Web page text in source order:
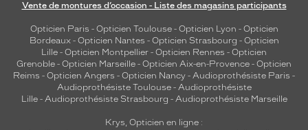
Vente de montures d’occasion - Liste des magasins participants
Opticien Paris - Opticien Toulouse- Opticien Lyon - Opticien
Bordeaux- Opticien Nantes - Opticien Strasbourg - Opticien
Lille - Opticien Montpellier - Opticien Rennes - Opticien
Grenoble - Opticien Marseille - Opticien Aix-en-Provence - Opticien
Reims - Opticien Angers - Opticien Nancy - Audioprothésiste Paris -
Audioprothésiste Toulouse- Audioprothésiste
Lille- Audioprothésiste Strasbourg - Audioprothésiste Marseille
Krys, Opticien en ligne :